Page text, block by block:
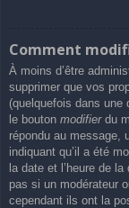
Comment
À moins d’être
supprimer que vos
(quelquefois dans une
le bouton modifierdu
répondu au message,
indiquant qu’il a été
la date et l’heure de
pas si un modérateur
cependant ils ont la